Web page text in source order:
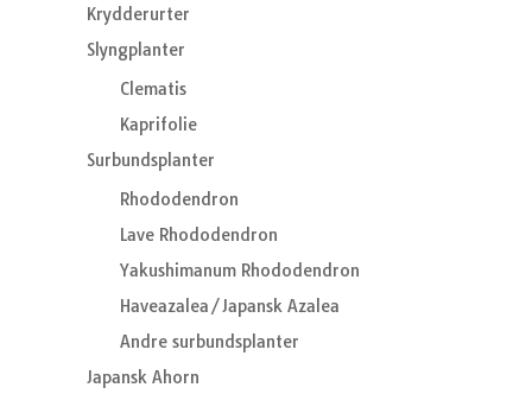
Krydderurter
Slyngplanter
Clematis
Kaprifolie
Surbundsplanter
Rhododendron
Lave Rhododendron
Yakushimanum Rhododendron
Haveazalea/Japansk Azalea
Andre surbundsplanter
Japansk Ahorn